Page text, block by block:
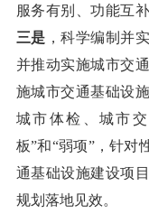
服务有别、功能互
三是 ，科学编制并
并推动实施城市交
施城市交通基础设
城市体检、城市
板”和“弱项”，针对
通基础设施建设项
规划落地见效。